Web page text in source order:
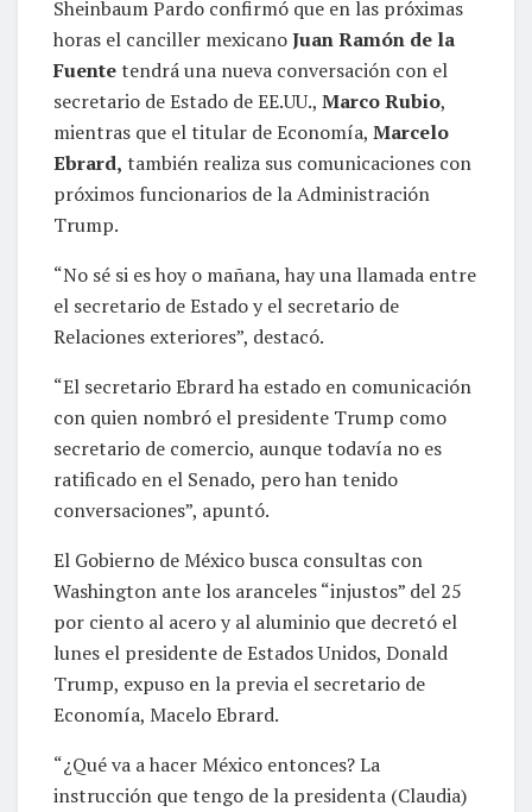
Sheinbaum Pardo confirmó que en las próximas
horas el canciller mexicanoJuan Ramón de la
Fuentetendrá una nueva conversación con el
secretario de Estado de EE.UU., Marco Rubio,
mientras que el titular de Economía, Marcelo
Ebrard, también realiza sus comunicaciones con
próximos funcionarios de la Administración
Trump.
“No sé si es hoy o mañana, hay una llamada entre
el secretario de Estado y el secretario de
Relaciones exteriores”, destacó.
“El secretario Ebrard ha estado en comunicación
con quien nombró el presidente Trump como
secretario de comercio, aunque todavía no es
ratificado en el Senado, pero han tenido
conversaciones”, apuntó.
El Gobierno de México busca consultas con
Washington ante los aranceles “injustos” del 25
por ciento al acero y al aluminio que decretó el
lunes el presidente de Estados Unidos, Donald
Trump, expuso en la previa el secretario de
Economía, Macelo Ebrard.
“¿Qué va a hacer México entonces? La
instrucción que tengo de la presidenta (Claudia)